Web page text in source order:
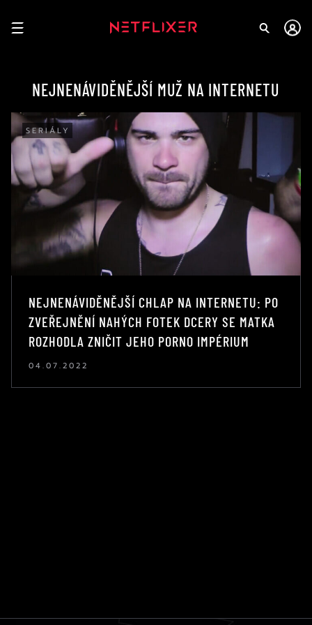
NEJNENÁVIDĚNĚJŠÍ MUŽ NA INTERNETU
SERIÁLY
NEJNENÁVIDĚNĚJŠÍ CHLAP NA INTERNETU: PO
ZVEŘEJNĚNÍ NAHÝCH FOTEK DCERY SE MATKA
ROZHODLA ZNIČIT JEHO PORNO IMPÉRIUM
04.07.2022